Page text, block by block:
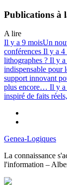
Passer
contenu
Publications à
A lire
Il y a 9 moisUn
conférences Il y a 4
lithographes ? Il y a
indispensable pour
support innovant
plus encore… Il y a
inspiré de faits
sur
Genea-Logiques
La connaissance
l'information –